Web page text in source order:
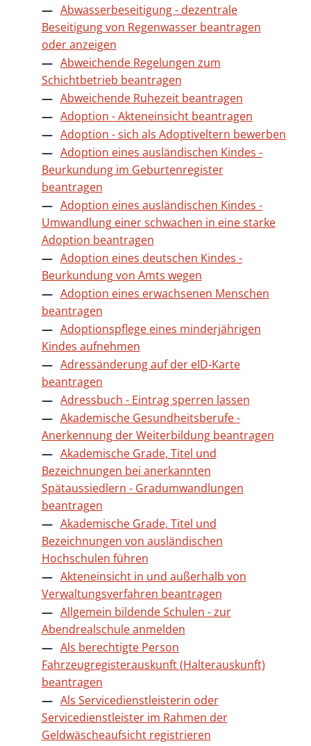
Abwasserbeseitigung - dezentrale
Beseitigung von Regenwasser beantragen
oder anzeigen
Abweichende Regelungen zum
Schichtbetrieb beantragen
Abweichende Ruhezeit beantragen
Adoption - Akteneinsicht beantragen
Adoption - sich als Adoptiveltern bewerben
Adoption eines ausländischen Kindes -
Beurkundung im Geburtenregister
beantragen
Adoption eines ausländischen Kindes -
Umwandlung einer schwachen in eine starke
Adoption beantragen
Adoption eines deutschen Kindes -
Beurkundung von Amts wegen
Adoption eines erwachsenen Menschen
beantragen
Adoptionspflege eines minderjährigen
Kindes aufnehmen
Adressänderung auf der eID-Karte
beantragen
Adressbuch - Eintrag sperren lassen
Akademische Gesundheitsberufe -
Anerkennung der Weiterbildung beantragen
Akademische Grade, Titel und
Bezeichnungen bei anerkannten
Spätaussiedlern - Gradumwandlungen
beantragen
Akademische Grade, Titel und
Bezeichnungen von ausländischen
Hochschulen führen
Akteneinsicht in und außerhalb von
Verwaltungsverfahren beantragen
Allgemein bildende Schulen - zur
Abendrealschule anmelden
Als berechtigte Person
Fahrzeugregisterauskunft (Halterauskunft)
beantragen
Als Servicedienstleisterin oder
Servicedienstleister im Rahmen der
Geldwäscheaufsicht registrieren